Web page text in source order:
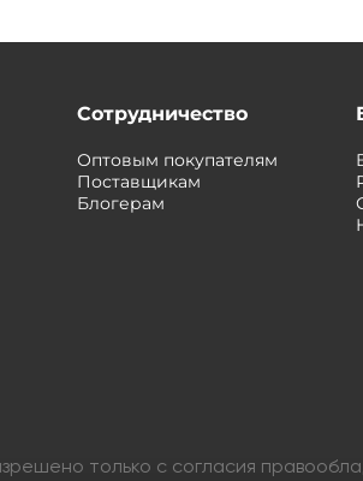
Сотрудничество
Оптовым покупателям
Поставщикам
Блогерам
только с согласия